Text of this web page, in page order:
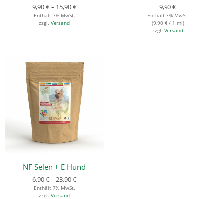
9,90€ – 15,90€
Enthält 7% MwSt.
zzgl. Versand
9,90€
Enthält 7% MwSt.
(9,90 €/ 1 ml)
zzgl. Versand
NF Selen + E Hund
6,90€ – 23,90€
Enthält 7% MwSt.
zzgl. Versand